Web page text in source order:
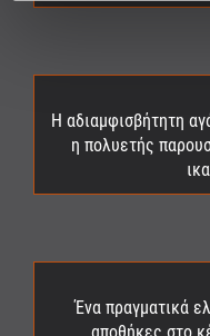
Η αδιαμφισβήτητη
η πολυετής
Ένα πραγματικά